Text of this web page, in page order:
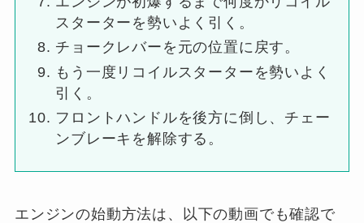
スターターを勢いよく引く。
チョークレバーを元の位置に戻す。
もう一度リコイルスターターを勢いよく
引く。
フロントハンドルを後方に倒し、チェー
ンブレーキを解除する。
エンジンの始動方法は、以下の動画でも確認で